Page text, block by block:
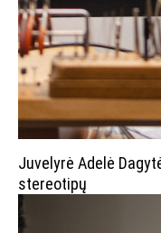
Juvelyrė Adelė
stereotipų